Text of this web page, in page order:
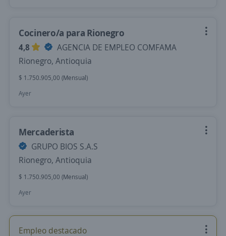
Cocinero/a para Rionegro
4,8
AGENCIA DE EMPLEO COMFAMA
Rionegro, Antioquia
$ 1.750.905,00 (Mensual)
Ayer
Mercaderista
GRUPO BIOS S.A.S
Rionegro, Antioquia
$ 1.750.905,00 (Mensual)
Ayer
Empleo destacado